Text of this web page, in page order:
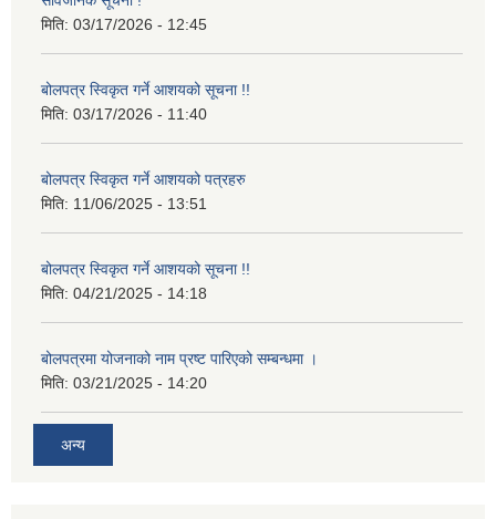
मिति: 03/17/2026 - 12:45
बोलपत्र स्विकृत गर्ने आशयको सूचना !!
मिति: 03/17/2026 - 11:40
बोलपत्र स्विकृत गर्ने आशयको पत्रहरु
मिति: 11/06/2025 - 13:51
बोलपत्र स्विकृत गर्ने आशयको सूचना !!
मिति: 04/21/2025 - 14:18
बोलपत्रमा योजनाको नाम प्रष्ट पारिएको सम्बन्धमा ।
मिति: 03/21/2025 - 14:20
अन्य